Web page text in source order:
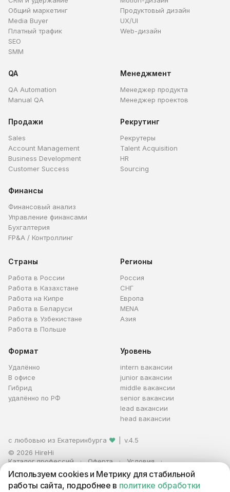
Общий маркетинг
Media Buyer
Платный трафик
SEO
SMM
Продуктовый дизайн
UX/UI
Web-дизайн
QA
QA Automation
Manual QA
Менеджмент
Менеджер продукта
Менеджер проектов
Продажи
Sales
Account Management
Business Development
Customer Success
Рекрутинг
Рекрутеры
Talent Acquisition
HR
Sourcing
Финансы
Финансовый анализ
Управление финансами
Бухгалтерия
FP&A / Контроллинг
Страны
Работа в России
Работа в Казахстане
Работа на Кипре
Работа в Беларуси
Работа в Узбекистане
Работа в Польше
Регионы
Россия
СНГ
Европа
MENA
Азия
Формат
Удалённо
В офисе
Гибрид
удалённо по РФ
Уровень
intern вакансии
junior вакансии
middle вакансии
senior вакансии
lead вакансии
head вакансии
с любовью из Екатеринбурга ❤
v.4.5
© 2026 HireHi
Каталог профессий
Оферта
Условия
Персональные данные
Реклама
ИП Захаров Антон Алексеевич · ИНН 663005711880 · ОГРНИП
Используем cookies и Метрику для стабильной
работы сайта, подробнее в политике обработки